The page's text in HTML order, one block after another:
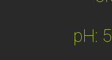
pH: